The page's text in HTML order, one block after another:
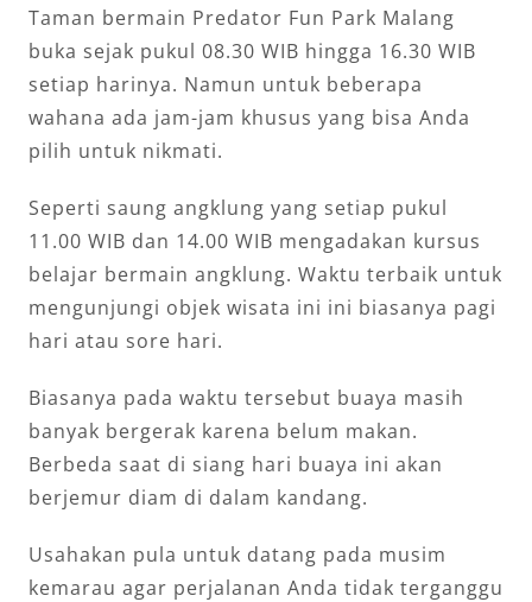
Taman bermain Predator Fun Park Malang
buka sejak pukul 08.30 WIB hingga 16.30 WIB
setiap harinya. Namun untuk beberapa
wahana ada jam-jam khusus yang bisa Anda
pilih untuk nikmati.
Seperti saung angklung yang setiap pukul
11.00 WIB dan 14.00 WIB mengadakan kursus
belajar bermain angklung. Waktu terbaik untuk
mengunjungi objek wisata ini ini biasanya pagi
hari atau sore hari.
Biasanya pada waktu tersebut buaya masih
banyak bergerak karena belum makan.
Berbeda saat di siang hari buaya ini akan
berjemur diam di dalam kandang.
Usahakan pula untuk datang pada musim
kemarau agar perjalanan Anda tidak terganggu